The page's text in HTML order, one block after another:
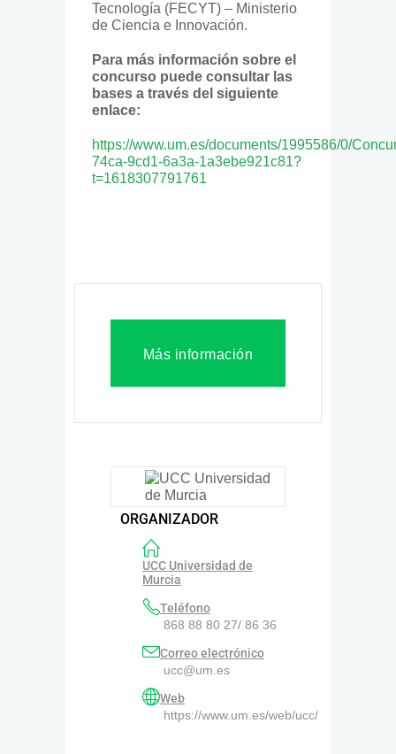
Tecnología (FECYT) – Ministerio
de Ciencia e Innovación.
Para más información sobre el
concurso puede consultar las
bases a través del siguiente
enlace:
https://www.um.es/documents/1995586/0/
74ca-9cd1-6a3a-1a3ebe921c81?
t=1618307791761
Más información
ORGANIZADOR
UCC Universidad de
Murcia
Teléfono
868 88 80 27/ 86 36
Correo electrónico
ucc@um.es
Web
https://www.um.es/web/ucc/